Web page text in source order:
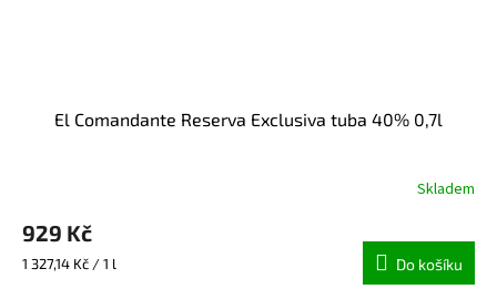
El Comandante Reserva Exclusiva tuba 40% 0,7l
Skladem
929 Kč
Měrná
1 327,14 Kč / 1 l Do košíku